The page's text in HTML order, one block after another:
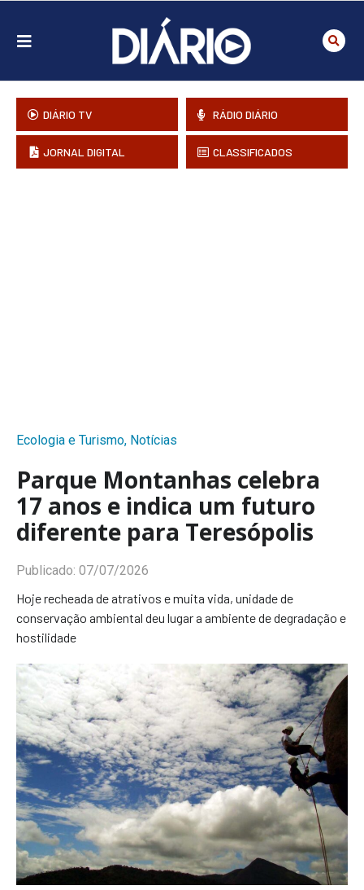
DIÁRIO TV RÁDIO DIÁRIO
JORNAL DIGITAL CLASSIFICADOS
Ecologia e Turismo, Notícias
Parque Montanhas celebra
17 anos e indica um futuro
diferente para Teresópolis
Publicado: 07/07/2026
Hoje recheada de atrativos e muita vida, unidade de
conservação ambiental deu lugar a ambiente de degradação e
hostilidade